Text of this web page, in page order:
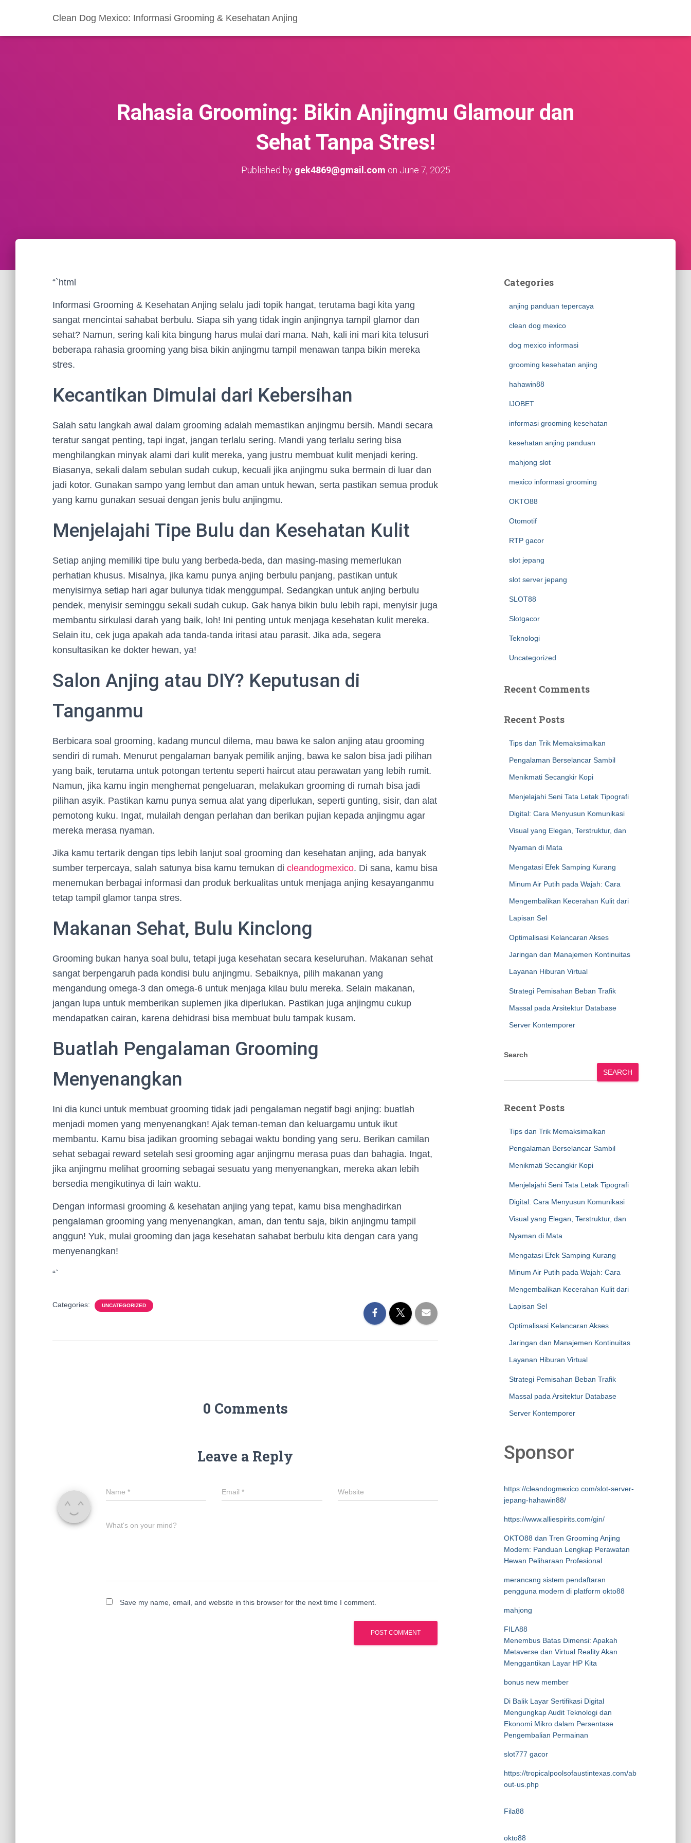
Clean Dog Mexico: Informasi Grooming & Kesehatan Anjing
Rahasia Grooming: Bikin Anjingmu Glamour dan
Sehat Tanpa Stres!
Published by gek4869@gmail.com on June 7, 2025
“`html
Informasi Grooming & Kesehatan Anjing selalu jadi topik hangat, terutama bagi kita yang
sangat mencintai sahabat berbulu. Siapa sih yang tidak ingin anjingnya tampil glamor dan
sehat? Namun, sering kali kita bingung harus mulai dari mana. Nah, kali ini mari kita telusuri
beberapa rahasia grooming yang bisa bikin anjingmu tampil menawan tanpa bikin mereka
stres.
Kecantikan Dimulai dari Kebersihan
Salah satu langkah awal dalam grooming adalah memastikan anjingmu bersih. Mandi secara
teratur sangat penting, tapi ingat, jangan terlalu sering. Mandi yang terlalu sering bisa
menghilangkan minyak alami dari kulit mereka, yang justru membuat kulit menjadi kering.
Biasanya, sekali dalam sebulan sudah cukup, kecuali jika anjingmu suka bermain di luar dan
jadi kotor. Gunakan sampo yang lembut dan aman untuk hewan, serta pastikan semua produk
yang kamu gunakan sesuai dengan jenis bulu anjingmu.
Menjelajahi Tipe Bulu dan Kesehatan Kulit
Setiap anjing memiliki tipe bulu yang berbeda-beda, dan masing-masing memerlukan
perhatian khusus. Misalnya, jika kamu punya anjing berbulu panjang, pastikan untuk
menyisirnya setiap hari agar bulunya tidak menggumpal. Sedangkan untuk anjing berbulu
pendek, menyisir seminggu sekali sudah cukup. Gak hanya bikin bulu lebih rapi, menyisir juga
membantu sirkulasi darah yang baik, loh! Ini penting untuk menjaga kesehatan kulit mereka.
Selain itu, cek juga apakah ada tanda-tanda iritasi atau parasit. Jika ada, segera
konsultasikan ke dokter hewan, ya!
Salon Anjing atau DIY? Keputusan di
Tanganmu
Berbicara soal grooming, kadang muncul dilema, mau bawa ke salon anjing atau grooming
sendiri di rumah. Menurut pengalaman banyak pemilik anjing, bawa ke salon bisa jadi pilihan
yang baik, terutama untuk potongan tertentu seperti haircut atau perawatan yang lebih rumit.
Namun, jika kamu ingin menghemat pengeluaran, melakukan grooming di rumah bisa jadi
pilihan asyik. Pastikan kamu punya semua alat yang diperlukan, seperti gunting, sisir, dan alat
pemotong kuku. Ingat, mulailah dengan perlahan dan berikan pujian kepada anjingmu agar
mereka merasa nyaman.
Jika kamu tertarik dengan tips lebih lanjut soal grooming dan kesehatan anjing, ada banyak
sumber terpercaya, salah satunya bisa kamu temukan di cleandogmexico. Di sana, kamu bisa
menemukan berbagai informasi dan produk berkualitas untuk menjaga anjing kesayanganmu
tetap tampil glamor tanpa stres.
Makanan Sehat, Bulu Kinclong
Grooming bukan hanya soal bulu, tetapi juga kesehatan secara keseluruhan. Makanan sehat
sangat berpengaruh pada kondisi bulu anjingmu. Sebaiknya, pilih makanan yang
mengandung omega-3 dan omega-6 untuk menjaga kilau bulu mereka. Selain makanan,
jangan lupa untuk memberikan suplemen jika diperlukan. Pastikan juga anjingmu cukup
mendapatkan cairan, karena dehidrasi bisa membuat bulu tampak kusam.
Buatlah Pengalaman Grooming
Menyenangkan
Ini dia kunci untuk membuat grooming tidak jadi pengalaman negatif bagi anjing: buatlah
menjadi momen yang menyenangkan! Ajak teman-teman dan keluargamu untuk ikut
membantu. Kamu bisa jadikan grooming sebagai waktu bonding yang seru. Berikan camilan
sehat sebagai reward setelah sesi grooming agar anjingmu merasa puas dan bahagia. Ingat,
jika anjingmu melihat grooming sebagai sesuatu yang menyenangkan, mereka akan lebih
bersedia mengikutinya di lain waktu.
Dengan informasi grooming & kesehatan anjing yang tepat, kamu bisa menghadirkan
pengalaman grooming yang menyenangkan, aman, dan tentu saja, bikin anjingmu tampil
anggun! Yuk, mulai grooming dan jaga kesehatan sahabat berbulu kita dengan cara yang
menyenangkan!
“`
Categories: UNCATEGORIZED
0 Comments
Leave a Reply
Name * Email* Website
What's on your mind?
Save my name, email, and website in this browser for the next time I comment.
Categories
anjing panduan tepercaya
clean dog mexico
dog mexico informasi
grooming kesehatan anjing
hahawin88
IJOBET
informasi grooming kesehatan
kesehatan anjing panduan
mahjong slot
mexico informasi grooming
OKTO88
Otomotif
RTP gacor
slot jepang
slot server jepang
SLOT88
Slotgacor
Teknologi
Uncategorized
Recent Comments
Recent Posts
Tips dan Trik Memaksimalkan
Pengalaman Berselancar Sambil
Menikmati Secangkir Kopi
Menjelajahi Seni Tata Letak Tipografi
Digital: Cara Menyusun Komunikasi
Visual yang Elegan, Terstruktur, dan
Nyaman di Mata
Mengatasi Efek Samping Kurang
Minum Air Putih pada Wajah: Cara
Mengembalikan Kecerahan Kulit dari
Lapisan Sel
Optimalisasi Kelancaran Akses
Jaringan dan Manajemen Kontinuitas
Layanan Hiburan Virtual
Strategi Pemisahan Beban Trafik
Massal pada Arsitektur Database
Server Kontemporer
Search
SEARCH
Recent Posts
Tips dan Trik Memaksimalkan
Pengalaman Berselancar Sambil
Menikmati Secangkir Kopi
Menjelajahi Seni Tata Letak Tipografi
Digital: Cara Menyusun Komunikasi
Visual yang Elegan, Terstruktur, dan
Nyaman di Mata
Mengatasi Efek Samping Kurang
Minum Air Putih pada Wajah: Cara
Mengembalikan Kecerahan Kulit dari
Lapisan Sel
Optimalisasi Kelancaran Akses
Jaringan dan Manajemen Kontinuitas
Layanan Hiburan Virtual
Strategi Pemisahan Beban Trafik
Massal pada Arsitektur Database
Server Kontemporer
Sponsor
https://cleandogmexico.com/slot-server-
jepang-hahawin88/
https://www.alliespirits.com/gin/
OKTO88 dan Tren Grooming Anjing
Modern: Panduan Lengkap Perawatan
Hewan Peliharaan Profesional
merancang sistem pendaftaran
pengguna modern di platform okto88
mahjong
FILA88
Menembus Batas Dimensi: Apakah
Metaverse dan Virtual Reality Akan
Menggantikan Layar HP Kita
bonus new member
Di Balik Layar Sertifikasi Digital
Mengungkap Audit Teknologi dan
Ekonomi Mikro dalam Persentase
Pengembalian Permainan
slot777 gacor
https://tropicalpoolsofaustintexas.com/ab
out-us.php
Fila88
okto88